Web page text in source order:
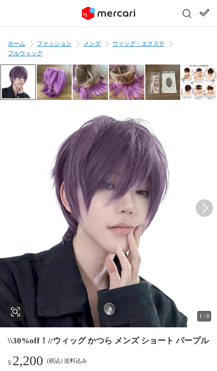
ホーム ファッション メンズ
ウィッグ・エクステ
フルウィッグ
1 /6
\\30%off！//ウィッグ かつら メンズ ショート パープル
¥2,200 (税込) 送料込み